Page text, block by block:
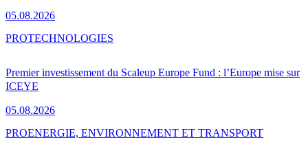
05.08.2026
Premier investissement du Scaleup Europe Fund : l’Europe mise sur
ICEYE
05.08.2026
PROTECHNOLOGIES
PROENERGIE, ENVIRONNEMENT ET TRANSPORT